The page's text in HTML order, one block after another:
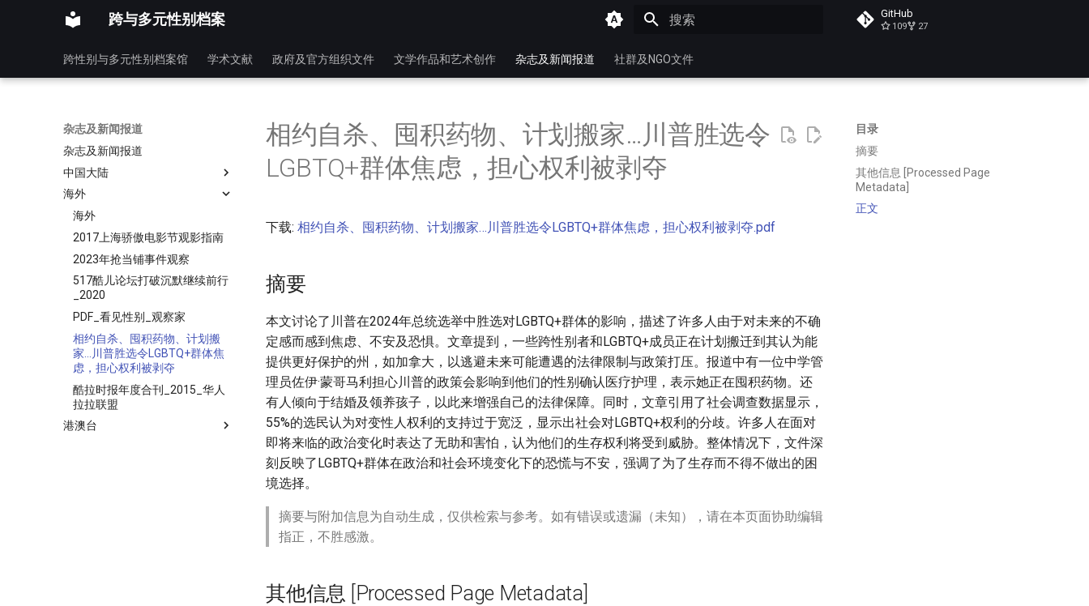
跨与多元性别档案 GitHub
109 27
跨性别与多元性别档案馆 学术文献 政府及官方组织文件 文学作品和艺术创作 杂志及新闻报道 社群及NGO文件
杂志及新闻报道
杂志及新闻报道
中国大陆
海外
海外
2017上海骄傲电影节观影指南
2023年抢当铺事件观察
517酷儿论坛打破沉默继续前行
_2020
PDF_看见性别_观察家
相约自杀、囤积药物、计划搬
家…川普胜选令LGBTQ+群体焦
虑，担心权利被剥夺
酷拉时报年度合刊_2015_华人
拉拉联盟
港澳台
目录
摘要
其他信息 [Processed Page
Metadata]
正文
相约自杀、囤积药物、计划搬家…川普胜选令
LGBTQ+群体焦虑，担心权利被剥夺
下载: 相约自杀、囤积药物、计划搬家…川普胜选令LGBTQ+群体焦虑，担心权利被剥夺.pdf
摘要
本文讨论了川普在2024年总统选举中胜选对LGBTQ+群体的影响，描述了许多人由于对未来的不确
定感而感到焦虑、不安及恐惧。文章提到，一些跨性别者和LGBTQ+成员正在计划搬迁到其认为能
提供更好保护的州，如加拿⼤，以逃避未来可能遭遇的法律限制与政策打压。报道中有一位中学管
理员佐伊·蒙哥马利担心川普的政策会影响到他们的性别确认医疗护理，表示她正在囤积药物。还
有人倾向于结婚及领养孩子，以此来增强自己的法律保障。同时，文章引用了社会调查数据显示，
55%的选民认为对变性人权利的支持过于宽泛，显示出社会对LGBTQ+权利的分歧。许多人在面对
即将来临的政治变化时表达了无助和害怕，认为他们的生存权利将受到威胁。整体情况下，文件深
刻反映了LGBTQ+群体在政治和社会环境变化下的恐慌与不安，强调了为了生存而不得不做出的困
境选择。
摘要与附加信息为自动生成，仅供检索与参考。如有错误或遗漏（未知），请在本页面协助编辑
指正，不胜感激。
其他信息 [Processed Page Metadata]